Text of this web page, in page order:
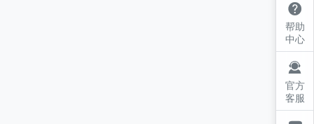

帮助
中心

官方
客服